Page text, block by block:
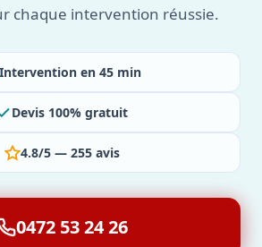
chaque intervention réussie.
en 45 min
Devis 100% gratuit
4.8/5 — 255 avis
0472 53 24 26